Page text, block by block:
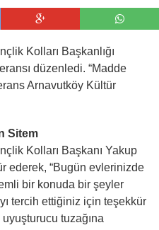
Kolları Başkanlığı
düzenledi. “Madde
Arnavutköy Kültür
Sitem
Kolları Başkanı Yakup
ederek, “Bugün evlerinizde
bir konuda bir şeyler
tercih ettiğiniz için teşekkür
tuzağına